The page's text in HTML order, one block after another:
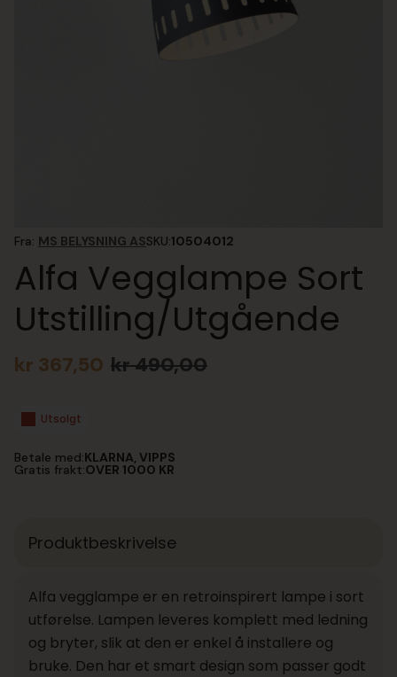
Fra: MS BELYSNING ASSKU:10504012
Alfa Vegglampe Sort
Utstilling/Utgående
kr490,00
Opprinnelig
var:
kr 490,00.
kr 367,50
Nåværende
er:
kr 367,50.
Utsolgt
Betale med:KLARNA, VIPPS
Gratis frakt:OVER 1000 KR
Produktbeskrivelse
Alfa vegglampe er en retroinspirert lampe i sort
utførelse. Lampen leveres komplett med ledning
og bryter, slik at den er enkel å installere og
bruke. Den har et smart design som passer godt